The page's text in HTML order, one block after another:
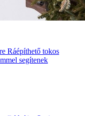
Ráépíthető tokos
segítenek